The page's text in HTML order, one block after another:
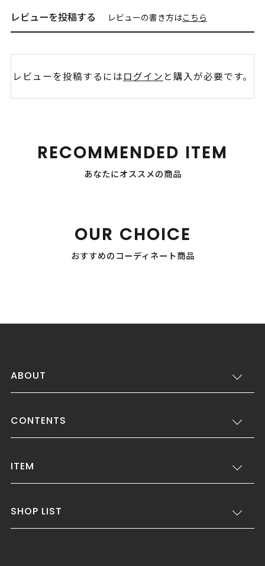
レビューを投稿する レビューの書き方はこちら
レビューを投稿するにはログイン と購入が必要です。
RECOMMENDED ITEM
あなたにオススメの商品
OUR CHOICE
おすすめのコーディネート商品
ABOUT
CONTENTS
ITEM
SHOP LIST